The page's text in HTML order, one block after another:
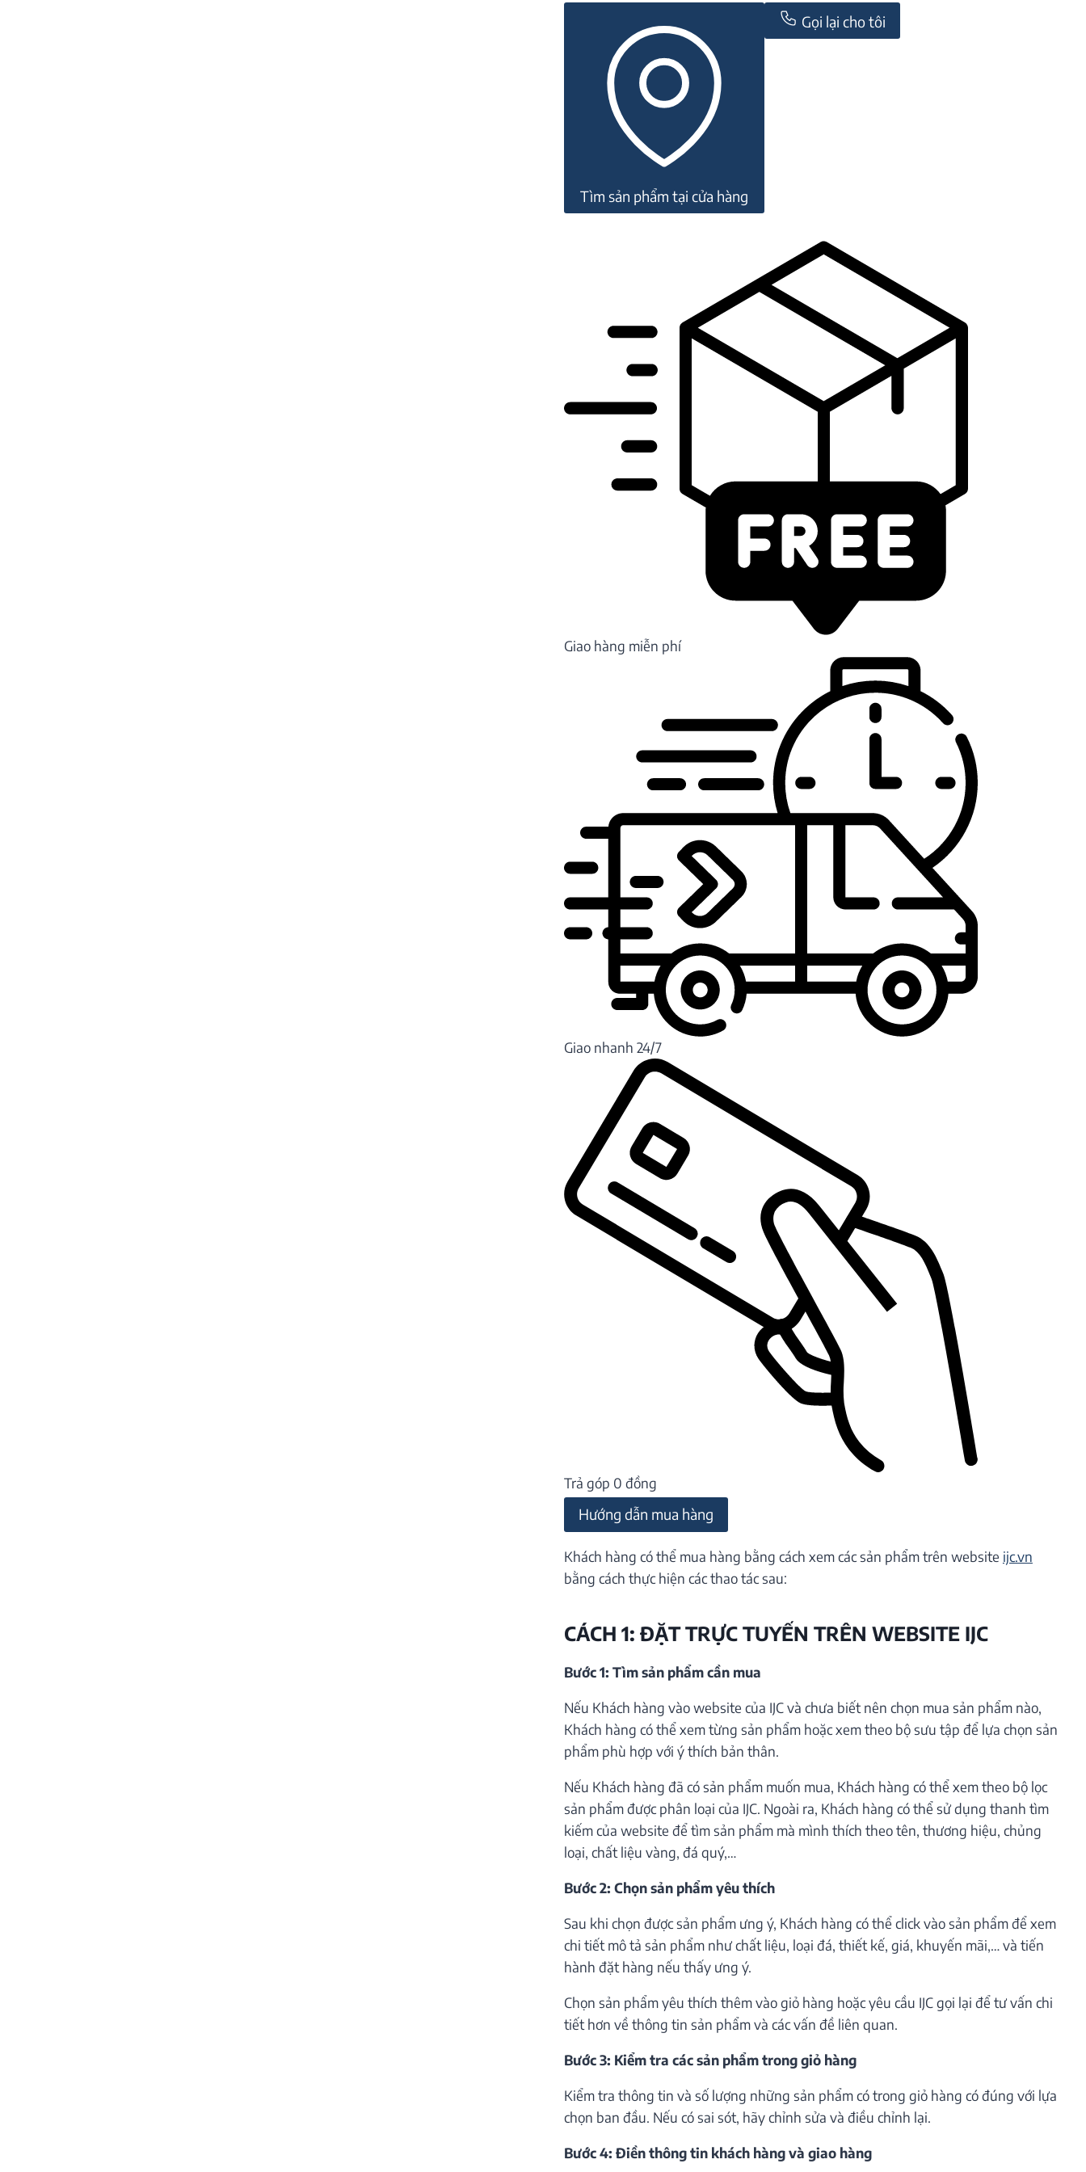
22M244
Tìm sản phẩm tại cửa hàng
Gọi lại cho tôi
Giao hàng miễn phí
Giao nhanh 24/7
Trả góp 0 đồng
Hướng dẫn mua hàng
Khách hàng có thể mua hàng bằng cách xem các sản phẩm trên website ijc.vn
bằng cách thực hiện các thao tác sau:
CÁCH 1: ĐẶT TRỰC TUYẾN TRÊN WEBSITE IJC
Bước 1: Tìm sản phẩm cần mua
Nếu Khách hàng vào website của IJC và chưa biết nên chọn mua sản phẩm nào,
Khách hàng có thể xem từng sản phẩm hoặc xem theo bộ sưu tập để lựa chọn sản
phẩm phù hợp với ý thích bản thân.
Nếu Khách hàng đã có sản phẩm muốn mua, Khách hàng có thể xem theo bộ lọc
sản phẩm được phân loại của IJC. Ngoài ra, Khách hàng có thể sử dụng thanh tìm
kiếm của website để tìm sản phẩm mà mình thích theo tên, thương hiệu, chủng
loại, chất liệu vàng, đá quý,…
Bước 2: Chọn sản phẩm yêu thích
Sau khi chọn được sản phẩm ưng ý, Khách hàng có thể click vào sản phẩm để xem
chi tiết mô tả sản phẩm như chất liệu, loại đá, thiết kế, giá, khuyến mãi,… và tiến
hành đặt hàng nếu thấy ưng ý.
Chọn sản phẩm yêu thích thêm vào giỏ hàng hoặc yêu cầu IJC gọi lại để tư vấn chi
tiết hơn về thông tin sản phẩm và các vấn đề liên quan.
Bước 3: Kiểm tra các sản phẩm trong giỏ hàng
Kiểm tra thông tin và số lượng những sản phẩm có trong giỏ hàng có đúng với lựa
chọn ban đầu. Nếu có sai sót, hãy chỉnh sửa và điều chỉnh lại.
Bước 4: Điền thông tin khách hàng và giao hàng